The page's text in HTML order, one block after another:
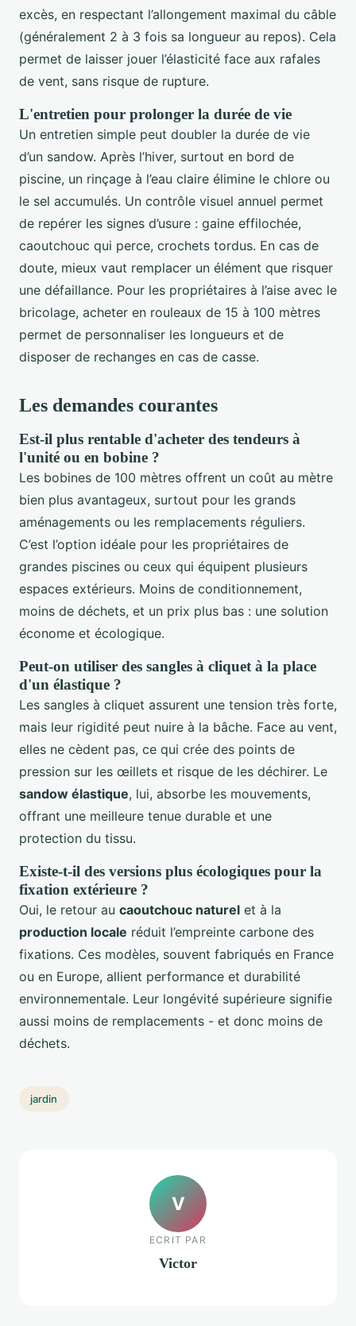
excès, en respectant l’allongement maximal du câble
(généralement 2 à 3 fois sa longueur au repos). Cela
permet de laisser jouer l’élasticité face aux rafales
de vent, sans risque de rupture.
L'entretien pour prolonger la durée de vie
Un entretien simple peut doubler la durée de vie
d’un sandow. Après l’hiver, surtout en bord de
piscine, un rinçage à l’eau claire élimine le chlore ou
le sel accumulés. Un contrôle visuel annuel permet
de repérer les signes d’usure : gaine effilochée,
caoutchouc qui perce, crochets tordus. En cas de
doute, mieux vaut remplacer un élément que risquer
une défaillance. Pour les propriétaires à l’aise avec le
bricolage, acheter en rouleaux de 15 à 100 mètres
permet de personnaliser les longueurs et de
disposer de rechanges en cas de casse.
Les demandes courantes
Est-il plus rentable d'acheter des tendeurs à
l'unité ou en bobine ?
Les bobines de 100 mètres offrent un coût au mètre
bien plus avantageux, surtout pour les grands
aménagements ou les remplacements réguliers.
C’est l’option idéale pour les propriétaires de
grandes piscines ou ceux qui équipent plusieurs
espaces extérieurs. Moins de conditionnement,
moins de déchets, et un prix plus bas : une solution
économe et écologique.
Peut-on utiliser des sangles à cliquet à la place
d'un élastique ?
Les sangles à cliquet assurent une tension très forte,
mais leur rigidité peut nuire à la bâche. Face au vent,
elles ne cèdent pas, ce qui crée des points de
pression sur les œillets et risque de les déchirer. Le
sandow élastique, lui, absorbe les mouvements,
offrant une meilleure tenue durable et une
protection du tissu.
Existe-t-il des versions plus écologiques pour la
fixation extérieure ?
Oui, le retour au caoutchouc naturel et à la
production locale réduit l’empreinte carbone des
fixations. Ces modèles, souvent fabriqués en France
ou en Europe, allient performance et durabilité
environnementale. Leur longévité supérieure signifie
aussi moins de remplacements - et donc moins de
déchets.
jardin
V
ECRIT PAR
Victor